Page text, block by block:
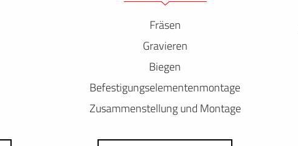
Fräsen
Gravieren
Biegen
Befestigungselementenmontage
Zusammenstellung und Montage